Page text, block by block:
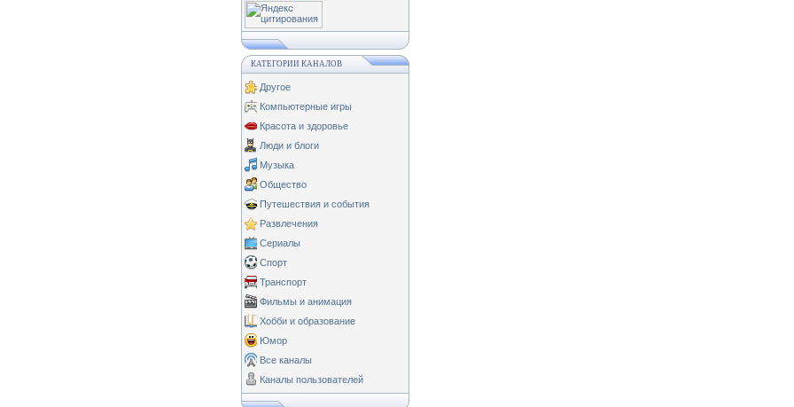
КАТЕГОРИИ КАНАЛОВ
Другое
Компьютерные игры
Красота и здоровье
Люди и блоги
Музыка
Общество
Путешествия и события
Развлечения
Сериалы
Спорт
Транспорт
Фильмы и анимация
Хобби и образование
Юмор
Все каналы
Каналы пользователей